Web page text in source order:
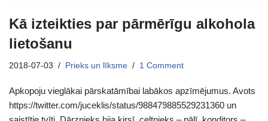
Kā izteikties par pārmērīgu alkohola
lietošanu
2018-07-03 Prieks un līksme 1 Comment
Apkopoju vieglākai pārskatāmībai labākos apzīmējumus. Avots
https://twitter.com/juceklis/status/988479885529231360 un